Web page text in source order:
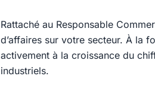
Rattaché au Responsable
d’affaires sur votre secteur. À la
activement à la croissance du
industriels.